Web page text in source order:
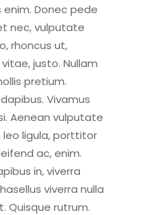
Donec pede
nec, vulputate
rhoncus ut,
justo. Nullam
pretium.
Vivamus
Aenean vulputate
leo ligula, porttitor
ac, enim.
in, viverra
viverra nulla
Quisque rutrum.